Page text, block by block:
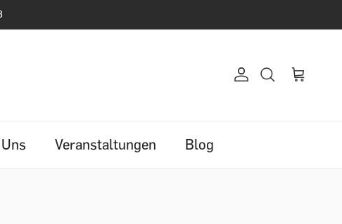
Veranstaltungen Blog